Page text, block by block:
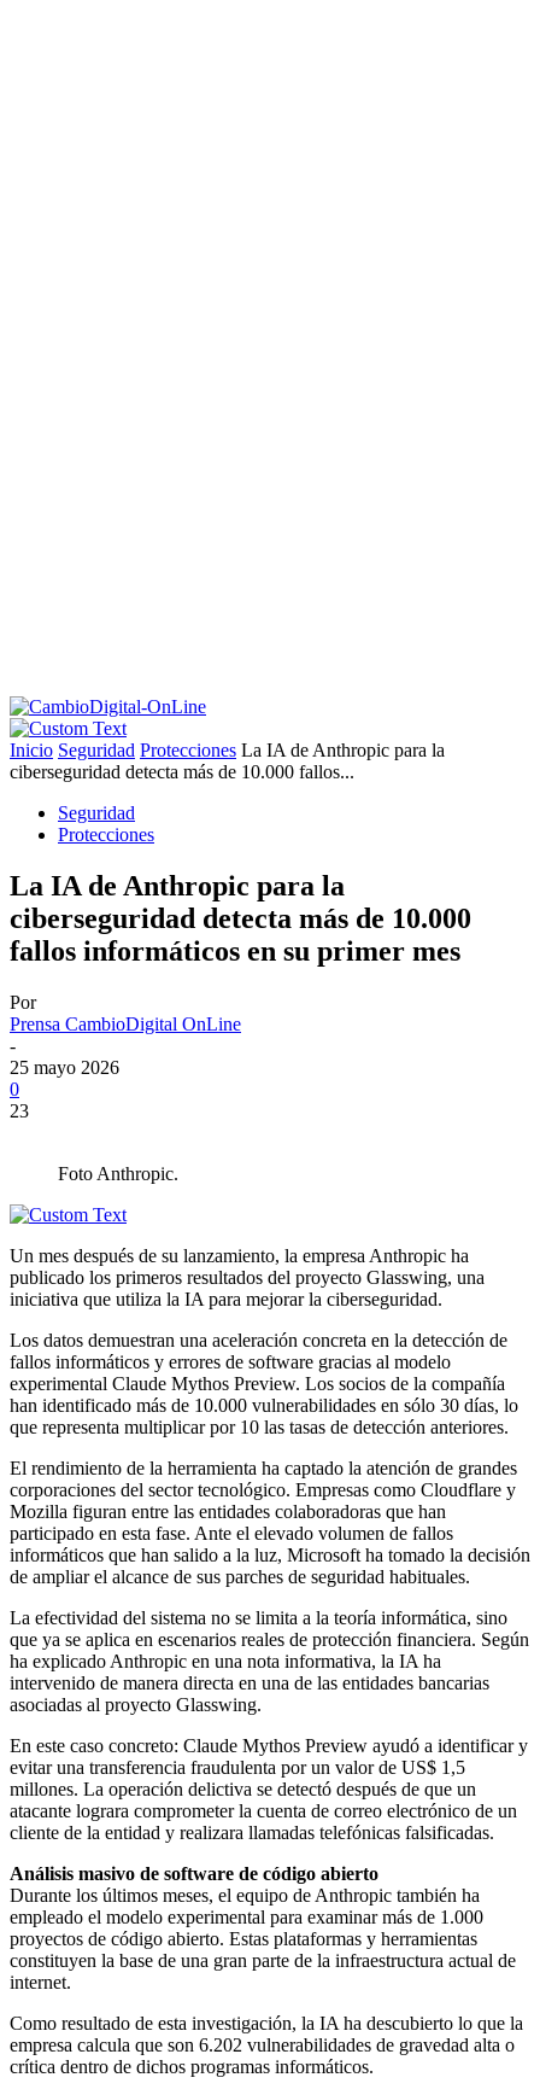
Inicio Seguridad Protecciones La IA de Anthropic para la
ciberseguridad detecta más de 10.000 fallos...
Seguridad
Protecciones
La IA de Anthropic para la
ciberseguridad detecta más de 10.000
fallos informáticos en su primer mes
Por
Prensa CambioDigital OnLine
-
25 mayo 2026
0
23
Foto Anthropic.
Un mes después de su lanzamiento, la empresa Anthropic ha
publicado los primeros resultados del proyecto Glasswing, una
iniciativa que utiliza la IA para mejorar la ciberseguridad.
Los datos demuestran una aceleración concreta en la detección de
fallos informáticos y errores de software gracias al modelo
experimental Claude Mythos Preview. Los socios de la compañía
han identificado más de 10.000 vulnerabilidades en sólo 30 días, lo
que representa multiplicar por 10 las tasas de detección anteriores.
El rendimiento de la herramienta ha captado la atención de grandes
corporaciones del sector tecnológico. Empresas como Cloudflare y
Mozilla figuran entre las entidades colaboradoras que han
participado en esta fase. Ante el elevado volumen de fallos
informáticos que han salido a la luz, Microsoft ha tomado la decisión
de ampliar el alcance de sus parches de seguridad habituales.
La efectividad del sistema no se limita a la teoría informática, sino
que ya se aplica en escenarios reales de protección financiera. Según
ha explicado Anthropic en una nota informativa, la IA ha
intervenido de manera directa en una de las entidades bancarias
asociadas al proyecto Glasswing.
En este caso concreto: Claude Mythos Preview ayudó a identificar y
evitar una transferencia fraudulenta por un valor de US$ 1,5
millones. La operación delictiva se detectó después de que un
atacante lograra comprometer la cuenta de correo electrónico de un
cliente de la entidad y realizara llamadas telefónicas falsificadas.
Análisis masivo de software de código abierto
Durante los últimos meses, el equipo de Anthropic también ha
empleado el modelo experimental para examinar más de 1.000
proyectos de código abierto. Estas plataformas y herramientas
constituyen la base de una gran parte de la infraestructura actual de
internet.
Como resultado de esta investigación, la IA ha descubierto lo que la
empresa calcula que son 6.202 vulnerabilidades de gravedad alta o
crítica dentro de dichos programas informáticos.